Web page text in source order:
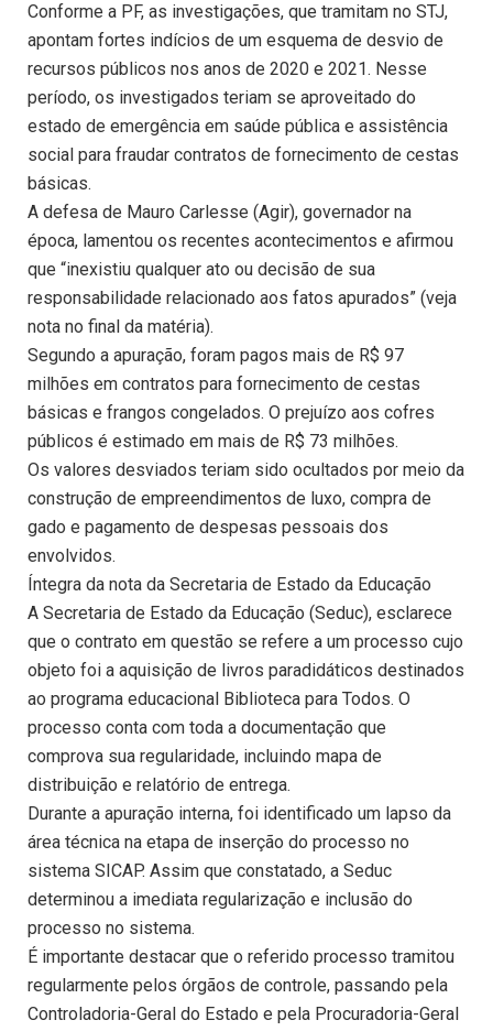
Conforme a PF, as investigações, que tramitam no STJ,
apontam fortes indícios de um esquema de desvio de
recursos públicos nos anos de 2020 e 2021. Nesse
período, os investigados teriam se aproveitado do
estado de emergência em saúde pública e assistência
social para fraudar contratos de fornecimento de cestas
básicas.
A defesa de Mauro Carlesse (Agir), governador na
época, lamentou os recentes acontecimentos e afirmou
que “inexistiu qualquer ato ou decisão de sua
responsabilidade relacionado aos fatos apurados” (veja
nota no final da matéria).
Segundo a apuração, foram pagos mais de R$ 97
milhões em contratos para fornecimento de cestas
básicas e frangos congelados. O prejuízo aos cofres
públicos é estimado em mais de R$ 73 milhões.
Os valores desviados teriam sido ocultados por meio da
construção de empreendimentos de luxo, compra de
gado e pagamento de despesas pessoais dos
envolvidos.
Íntegra da nota da Secretaria de Estado da Educação
A Secretaria de Estado da Educação (Seduc), esclarece
que o contrato em questão se refere a um processo cujo
objeto foi a aquisição de livros paradidáticos destinados
ao programa educacional Biblioteca para Todos. O
processo conta com toda a documentação que
comprova sua regularidade, incluindo mapa de
distribuição e relatório de entrega.
Durante a apuração interna, foi identificado um lapso da
área técnica na etapa de inserção do processo no
sistema SICAP. Assim que constatado, a Seduc
determinou a imediata regularização e inclusão do
processo no sistema.
É importante destacar que o referido processo tramitou
regularmente pelos órgãos de controle, passando pela
Controladoria-Geral do Estado e pela Procuradoria-Geral